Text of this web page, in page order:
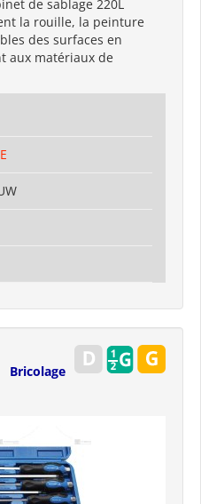
de sablage 220L
la rouille, la peinture
des surfaces en
aux matériaux de
Bricolage